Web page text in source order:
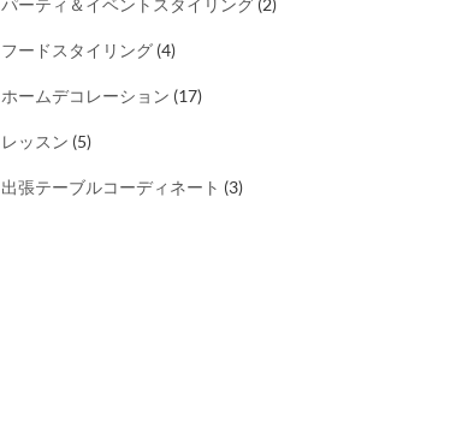
パーティ＆イベントスタイリング (2)
フードスタイリング (4)
ホームデコレーション (17)
レッスン (5)
出張テーブルコーディネート (3)